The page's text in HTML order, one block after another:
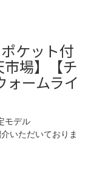
ケット付
場】【チ
ームライ
モデル
いただいておりま